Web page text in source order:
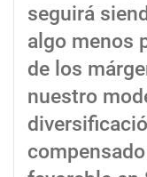
seguirá
algo menos
de los
nuestro